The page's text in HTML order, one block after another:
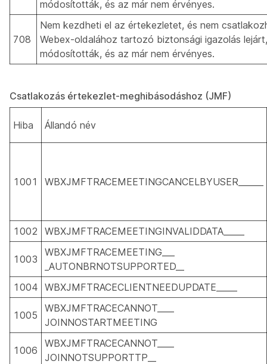
módosították, és az már nem érvényes.
708
Nem kezdheti el az értekezletet, és nem
Webex-oldalához tartozó biztonsági igazolás
módosították, és az már nem érvényes.
Csatlakozás értekezlet-meghibásodáshoz (JMF)
Hiba Állandó név
1001 WBXJMFTRACEMEETINGCANCELBYUSER______
1002 WBXJMFTRACEMEETINGINVALIDDATA_____
1003
WBXJMFTRACEMEETING___
_AUTONBRNOTSUPPORTED__
1004 WBXJMFTRACECLIENTNEEDUPDATE_____
1005
WBXJMFTRACECANNOT____
JOINNOSTARTMEETING
1006
WBXJMFTRACECANNOT____
JOINNOTSUPPORTTP__